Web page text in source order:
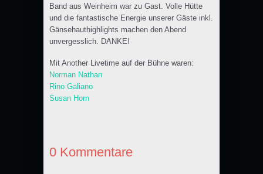
Band aus Weinheim war zu Gast. Volle Hütte
und die fantastische Energie unserer Gäste inkl.
Gänsehauthighlights machen den Abend
unvergesslich. DANKE!
Mit Another Livetime auf der Bühne waren:
Norman Nathan
Rino Galiano
Susan Horn
0 Kommentare